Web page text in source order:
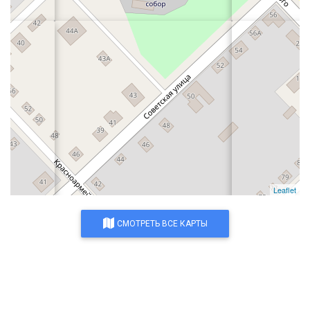
Leaflet
СМОТРЕТЬ ВСЕ КАРТЫ